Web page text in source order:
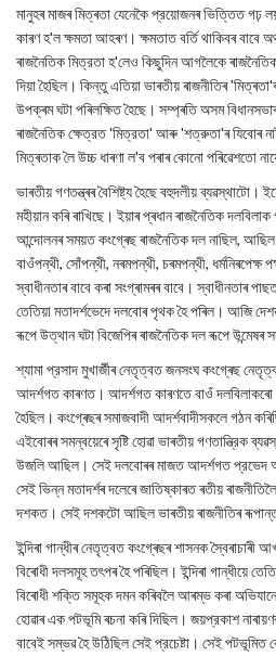
মানুহৰ মাজৰ মিত্ৰতা যেনেকৈ প্রয়োজনৰ ভিত্তিত গঢ়
কাৰণ হ'ল ক্ষমতা আহৰণ। ক্ষমতাত বর্তি থাকিবৰ বাবে
ৰাজনৈতিক মিত্রতা হ'লেও কিছুদিন আগলৈকে
দিয়া হৈছিল। কিন্তু এতিয়া ভাৰতীয় ৰাজনীতিৰ
উপক্ৰম ঘটা পৰিলক্ষিত হৈছে। সম্প্ৰতি অসম
ৰাজনৈতিক ক্ষেত্রত 'মিত্রতা' আৰু 'শত্রুতা'ৰ যিবোৰ
মিত্ৰতাক লৈ উচ্চ ধাৰণা ল'ব পৰাৰ কোনো পৰিৱেশতো
ভাৰতীয় গণতন্ত্ৰৰ বৈশিষ্ট্য হৈছে বহুদলীয় ব্যৱস্থাটো।
মহীয়ান কৰি ৰাখিছে। ইয়াৰ প্ৰধান ৰাজনৈতিক
আন্দোলনৰ সময়ত কংগ্ৰেছ ৰাজনৈতিক দল নাছিল,
বাওঁপন্থী, সোঁপন্থী, নৰমপন্থী, চৰমপন্থী, ধৰ্মনিৰপেক্ষ
স্বাধীনতাৰ বাবে কৰা সংগ্ৰামৰৰ বাবে। স্বাধীনতাৰ
তেতিয়া মতাদর্শভেদে দলবোৰ পৃথক হৈ পৰিল। আজি
ৰূপে উত্থান ঘটা বিজেপিৰ ৰাজনৈতিক দল ৰূপে
শ্যামা প্রসাদ মুখার্জীৰ নেতৃত্বত জনসংঘ কংগ্ৰেছ
আদৰ্শগত কাৰণত। আদর্শগত কাৰণতে বাওঁ দলবিলাকৰো
হৈছিল। কংগ্ৰেছৰ সমাজবাদী আদর্শবাদীসকলে গঠন
এইবোৰৰ সমন্বয়েৰে সৃষ্টি হোৱা ভাৰতীয় গণতান্ত্রিক
উজলি আছিল। সেই দলবোৰৰ মাজত আদর্শগত প্রভেদ
সেই ভিন্ন মতাদৰ্শৰ দলেৰে জাতিষ্কাৰত ৰতীয়
দশকত। সেই দশকটো আছিল ভাৰতীয় ৰাজনীতিৰ
ইন্দিৰা গান্ধীৰ নেতৃত্বত কংগ্ৰেছৰ শাসনক স্বৈৰাচাৰী
বিৰোধী দলসমূহ তৎপৰ হৈ পৰিছিল। ইন্দিৰা গান্ধীয়ে
বিৰোধী শক্তি সমূহক দমন কৰিবলৈ আৰম্ভ কৰা
হোৱাৰ এক পটভূমি ৰচনা কৰি দিছিল। জয়প্রকাশ
বাবেই সম্ভৱ হৈ উঠিছিল সেই প্রচেষ্টা। সেই